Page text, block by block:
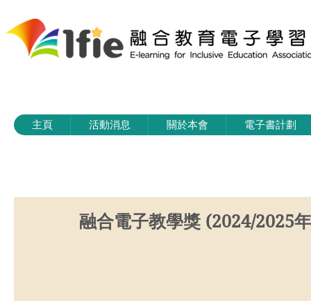
主頁 活動消息 關於本會 電子書計劃
融合電子教學獎 (2024/2025